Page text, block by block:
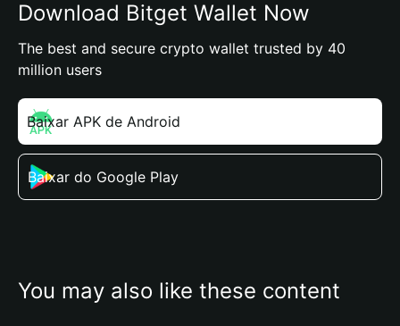
Download Bitget Wallet Now
The best and secure crypto wallet trusted by 40
million users
Baixar APK de Android
Baixar do Google Play
You may also like these content